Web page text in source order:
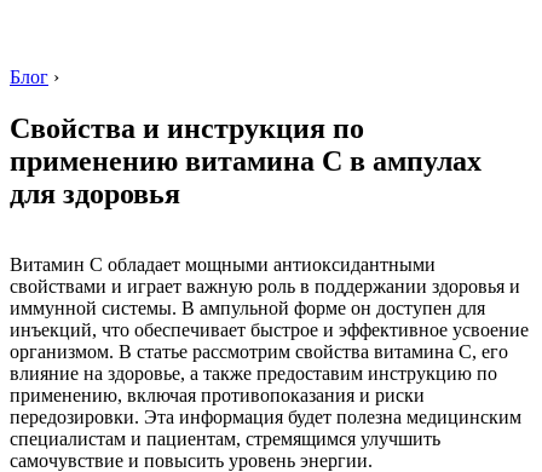
Блог ›
Свойства и инструкция по
применению витамина C в ампулах
для здоровья
Витамин C обладает мощными антиоксидантными
свойствами и играет важную роль в поддержании здоровья и
иммунной системы. В ампульной форме он доступен для
инъекций, что обеспечивает быстрое и эффективное усвоение
организмом. В статье рассмотрим свойства витамина C, его
влияние на здоровье, а также предоставим инструкцию по
применению, включая противопоказания и риски
передозировки. Эта информация будет полезна медицинским
специалистам и пациентам, стремящимся улучшить
самочувствие и повысить уровень энергии.